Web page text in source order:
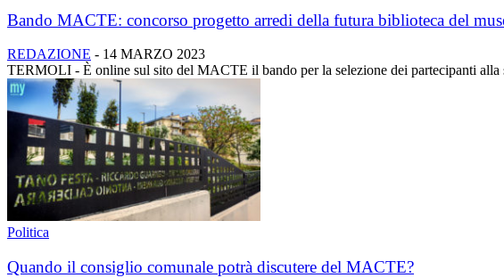
Bando MACTE: concorso progetto arredi della futura biblioteca del
REDAZIONE - 14 MARZO 2023
TERMOLI - È online sul sito del MACTE il bando per la selezione dei partecipanti
Politica
Quando il consiglio comunale potrà discutere del MACTE?